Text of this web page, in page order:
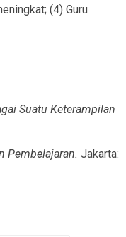
(4) Guru
Suatu Keterampilan
Pembelajaran. Jakarta: